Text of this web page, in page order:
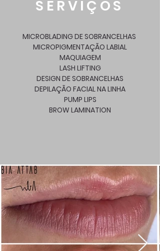
SERVIÇOS
MICROBLADING DE SOBRANCELHAS
MICROPIGMENTAÇÃO LABIAL
MAQUIAGEM
LASH LIFTING
DESIGN DE SOBRANCELHAS
DEPILAÇÃO FACIAL NA LINHA
PUMP LIPS
BROW LAMINATION